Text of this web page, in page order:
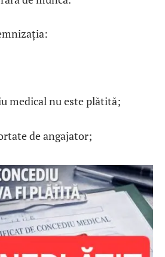
medical nu este plătită;
de angajator;